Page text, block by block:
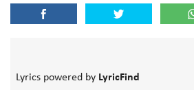
Lyrics powered by LyricFind